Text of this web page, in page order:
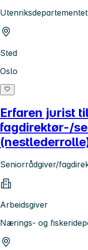
Utenriksdepartementet
Sted
Oslo
Erfaren jurist
fagdirektør-/
Seniorrådgiver/
Arbeidsgiver
Nærings- og